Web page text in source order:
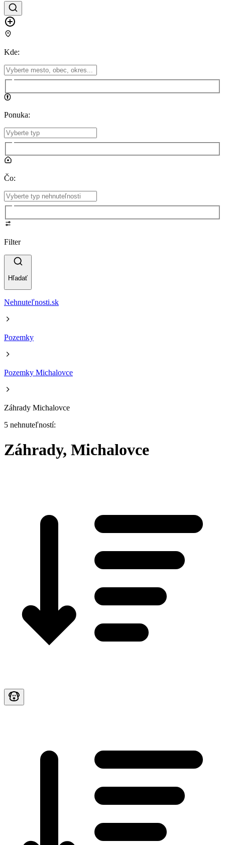
Kde:
Ponuka:
Čo:
Filter
Hľadať
Nehnuteľnosti.sk
Pozemky
Pozemky Michalovce
Záhrady Michalovce
5 nehnuteľností:
Záhrady, Michalovce